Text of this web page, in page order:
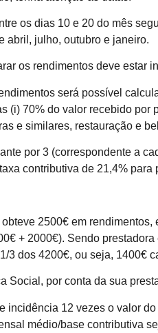
os dias 10 e 20 do mês
abril, julho, outubro e janeiro.
os rendimentos deve
será possível
(i) 70% do valor recebido
e similares, restauração e
por 3 (correspondente a
contributiva de 21,4%
2500€ em
+ 2000€). Sendo
3 dos 4200€, ou seja, 1400€
Social, por conta da sua
incidência 12 vezes o valor
médio/base contributiva